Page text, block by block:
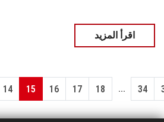
اقرأ المزيد
14 15 16 17 18 ... 34